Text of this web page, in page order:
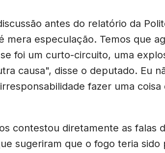
antes do relatório da
mera especulação. Temos que
foi um curto-circuito, uma
causa", disse o deputado. Eu
fazer uma coisa
contestou diretamente as falas
sugeriram que o fogo teria